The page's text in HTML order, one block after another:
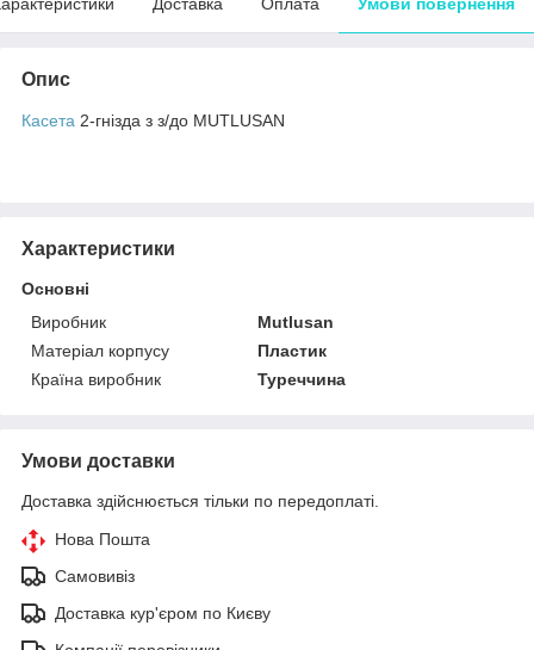
Опис
Касета 2-гнізда з з/до MUTLUSAN
Характеристики
Основні
Виробник
Mutlusan
Матеріал корпусу
Пластик
Країна виробник
Туреччина
Умови доставки
Доставка здійснюється тільки по передоплаті.
Нова Пошта
Самовивіз
Доставка кур'єром по Києву